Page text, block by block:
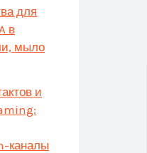
для
в
мыло
и
каналы